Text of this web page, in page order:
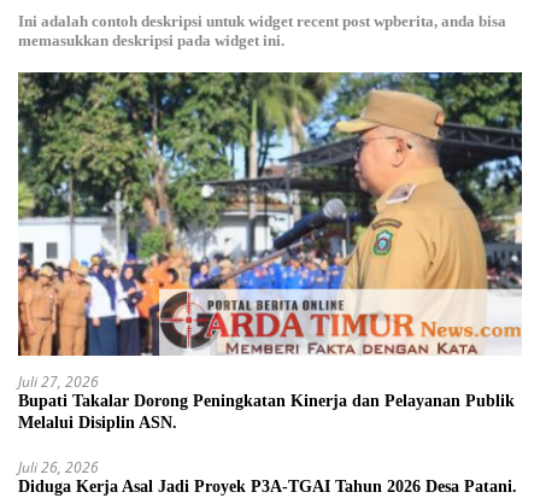
Ini adalah contoh deskripsi untuk widget recent post wpberita, anda bisa
memasukkan deskripsi pada widget ini.
Juli 27, 2026
Bupati Takalar Dorong Peningkatan Kinerja dan Pelayanan Publik
Melalui Disiplin ASN.
Juli 26, 2026
Diduga Kerja Asal Jadi Proyek P3A-TGAI Tahun 2026 Desa Patani.